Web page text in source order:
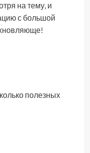
на тему, и
с большой
полезных